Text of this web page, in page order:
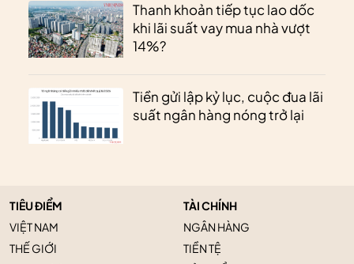
Thanh khoản tiếp tục lao dốc
khi lãi suất vay mua nhà vượt
14%?
Tiền gửi lập kỷ lục, cuộc đua lãi
suất ngân hàng nóng trở lại
TIÊU ĐIỂM
VIỆT NAM
THẾ GIỚI
TÀI CHÍNH
NGÂN HÀNG
TIỀN TỆ